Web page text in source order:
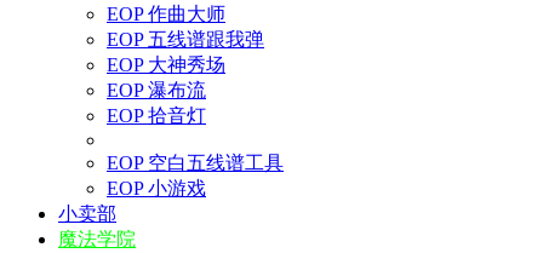
EOP 作曲大师
EOP 五线谱跟我弹
EOP 大神秀场
EOP 瀑布流
EOP 拾音灯
EOP 空白五线谱工具
EOP 小游戏
小卖部
魔法学院